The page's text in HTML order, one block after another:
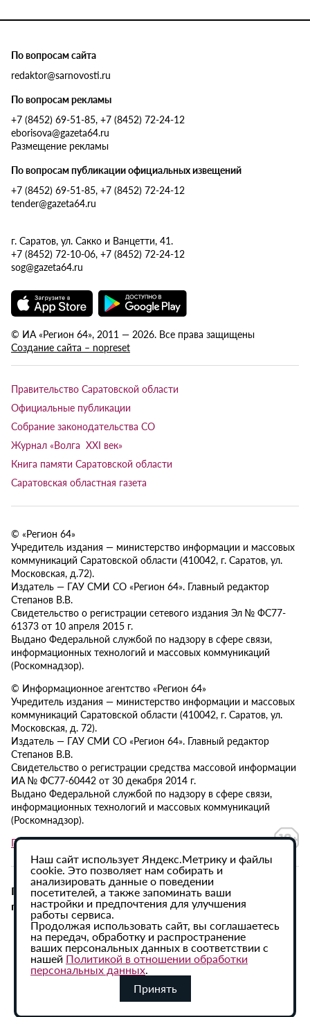
По вопросам сайта
redaktor@sarnovosti.ru
По вопросам рекламы
+7 (8452) 69-51-85, +7 (8452) 72-24-12
eborisova@gazeta64.ru
Размещение рекламы
По вопросам публикации официальных извещений
+7 (8452) 69-51-85, +7 (8452) 72-24-12
tender@gazeta64.ru
г. Саратов, ул. Сакко и Ванцетти, 41.
+7 (8452) 72-10-06, +7 (8452) 72-24-12
sog@gazeta64.ru
© ИА «Регион 64», 2011 — 2026. Все права защищены
Создание сайта – nopreset
Правительство Саратовской области
Официальные публикации
Собрание законодательства СО
Журнал «Волга XXI век»
Книга памяти Саратовской области
Саратовская областная газета
© «Регион 64»
Учредитель издания — министерство информации и массовых
коммуникаций Саратовской области (410042, г. Саратов, ул.
Московская, д.72).
Издатель — ГАУ СМИ СО «Регион 64». Главный редактор
Степанов В.В.
Свидетельство о регистрации сетевого издания Эл № ФС77-
61373 от 10 апреля 2015 г.
Выдано Федеральной службой по надзору в сфере связи,
информационных технологий и массовых коммуникаций
(Роскомнадзор).
© Информационное агентство «Регион 64»
Учредитель издания — министерство информации и массовых
коммуникаций Саратовской области (410042, г. Саратов, ул.
Московская, д. 72).
Издатель — ГАУ СМИ СО «Регион 64». Главный редактор
Степанов В.В.
Свидетельство о регистрации средства массовой информации
ИА № ФС77-60442 от 30 декабря 2014 г.
Выдано Федеральной службой по надзору в сфере связи,
информационных технологий и массовых коммуникаций
(Роскомнадзор).
Политика в отношении обработки персональных данных
При использовании материалов сайта активная
гиперссылка на ИА «Регион 64» обязательна.
Наш сайт использует Яндекс.Метрику и файлы
cookie. Это позволяет нам собирать и
анализировать данные о поведении
посетителей, а также запоминать ваши
настройки и предпочтения для улучшения
работы сервиса.
Продолжая использовать сайт, вы соглашаетесь
на передач, обработку и распространение
ваших персональных данных в соответствии с
нашей Политикой в отношении обработки
персональных данных.
Принять